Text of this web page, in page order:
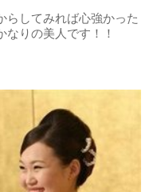
らしてみれば心強かった
りの美人です！！